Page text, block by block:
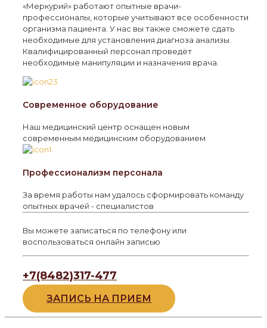
«Меркурий» работают опытные врачи-
профессионалы, которые учитывают все особенности
организма пациента. У нас вы также сможете сдать
необходимые для установления диагноза анализы.
Квалифицированный персонал проведёт
необходимые манипуляции и назначения врача.
Современное оборудование
Наш медицинский центр оснащен новым
современным медицинским оборудованием
Профессионализм персонала
За время работы нам удалось сформировать команду
опытных врачей - специалистов
Вы можете записаться по телефону или
воспользоваться онлайн записью
+7(8482)317-477
ЗАПИСЬ НА ПРИЕМ